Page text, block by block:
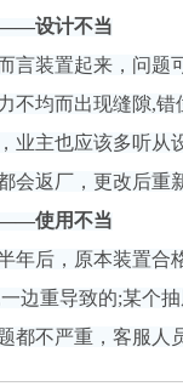
——设计不当
言装置起来，问
不均而出现缝隙,错
业主也应该多听
会返厂，更改后重
——使用不当
年后，原本装置合
边重导致的;某个
都不严重，客服人